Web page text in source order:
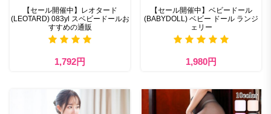
【セール開催中】レオタード
(LEOTARD) 083yl スベビードールお
すすめの通販
1,792円
【セール開催中】ベビードール
(BABYDOLL) ベビー ドール ランジ
ェリー
1,980円